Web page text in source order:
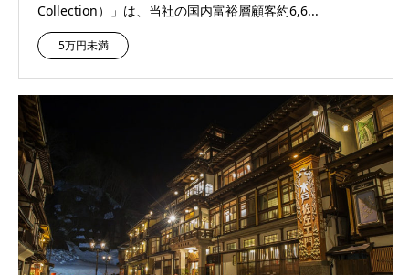
Collection）」は、当社の国内富裕層顧客約6,6...
5万円未満